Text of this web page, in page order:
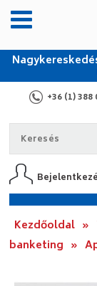
+36 (1) 388
Kezdőoldal »
banketing »